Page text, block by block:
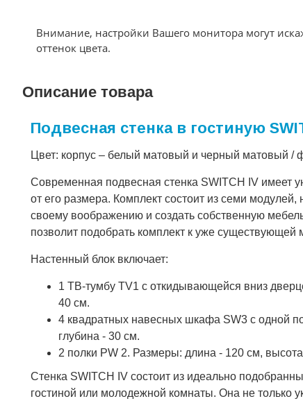
Внимание, настройки Вашего монитора могут
оттенок цвета.
Описание товара
Подвесная стенка в гостиную
Цвет: корпус – белый матовый и черный матовый
Современная подвесная стенка SWITCH IV
от его размера. Комплект состоит из семи
своему воображению и создать собственную
позволит подобрать комплект к уже существующей
Настенный блок включает:
1 ТВ-тумбу TV1 с откидывающейся вниз
40 см.
4 квадратных навесных шкафа SW3 с одной
глубина - 30 см.
2 полки PW 2. Размеры: длина - 120 см,
Стенка SWITCH IV состоит из идеально
гостиной или молодежной комнаты. Она не только